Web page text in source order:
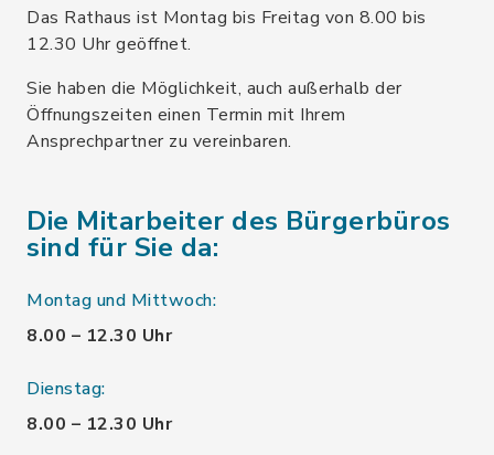
Das Rathaus ist Montag bis Freitag von 8.00 bis
12.30 Uhr geöffnet.
Sie haben die Möglichkeit, auch außerhalb der
Öffnungszeiten einen Termin mit Ihrem
Ansprechpartner zu vereinbaren.
Die Mitarbeiter des Bürgerbüros
sind für Sie da:
Montag und Mittwoch:
8.00 – 12.30 Uhr
Dienstag:
8.00 – 12.30 Uhr